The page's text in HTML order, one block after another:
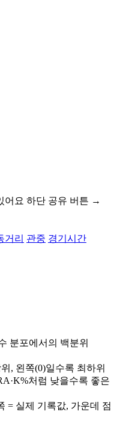
어요 하단 공유 버튼 →
거리 관중 경기시간
분포에서의 백분위
, 왼쪽(0)일수록 최하위
처럼 낮을수록 좋은
= 실제 기록값, 가운데 점